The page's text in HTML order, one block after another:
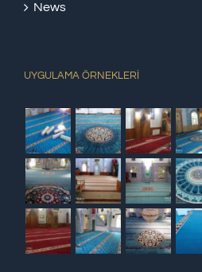
News
UYGULAMA ÖRNEKLERİ